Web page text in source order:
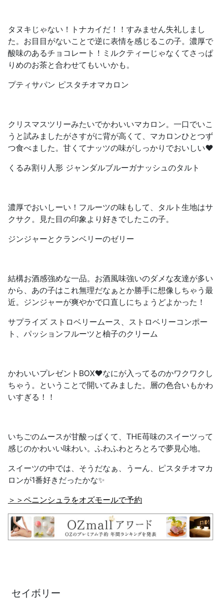
タヌキじゃない！トナカイだ！！すみません失礼しまし
た。お目目がないことで逆に表情を感じるこの子。濃厚で
酸味のあるチョコレート！ミルクティーじゃなくてさっぱ
りめのお茶と合わせてもいいかも。
プティサパン ピスタチオマカロン
クリスマスツリーみたいでかわいいマカロン。一口でいこ
うと試みましたがさすがに背が高くて、マカロンひとつず
つ食べました。甘くてナッツの味がしっかりでおいしい❤️
くるみ割り人形 ジャンダルブルーガナッシュのタルト
濃厚でおいしーい！フルーツの味もして、タルト生地はサ
クサク。見た目の印象より好きでしたこの子。
ジンジャーとクランベリーのゼリー
結構お酒感強めな一品。お酒風味強いのダメな友達が多い
から、あの子はこれ無理だなぁとか勝手に想像しちゃう最
近。ジンジャーが爽やかで口直しにちょうどよかった！
サプライズ ストロベリームース、ストロベリーコンポー
ト、パッションフルーツと柚子のクリーム
かわいいプレゼントBOX❤️なにが入ってるのかワクワクし
ちゃう。ということで開いてみました。層の色合いもかわ
いすぎる！！
いちごのムースが甘酸っぱくて、THE苺味のスイーツって
感じのかわいい味わい。ふわふわとろとろで夢見心地。
スイーツの中では、そうだなぁ、うーん、ピスタチオマカ
ロンが1番好きだったかな✨
＞＞ペニンシュラをオズモールで予約
セイボリー